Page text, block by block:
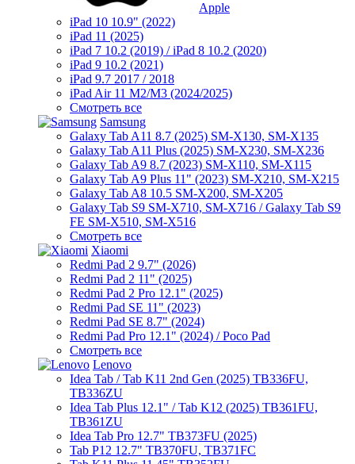
Apple
iPad 10 10.9" (2022)
iPad 11 (2025)
iPad 7 10.2 (2019) / iPad 8 10.2 (2020)
iPad 9 10.2 (2021)
iPad 9.7 2017 / 2018
iPad Air 11 M2/M3 (2024/2025)
Смотреть все
Samsung
Galaxy Tab A11 8.7 (2025) SM-X130, SM-X135
Galaxy Tab A11 Plus (2025) SM-X230, SM-X236
Galaxy Tab A9 8.7 (2023) SM-X110, SM-X115
Galaxy Tab A9 Plus 11" (2023) SM-X210, SM-X215
Galaxy Tab A8 10.5 SM-X200, SM-X205
Galaxy Tab S9 SM-X710, SM-X716 / Galaxy Tab S9
FE SM-X510, SM-X516
Смотреть все
Xiaomi
Redmi Pad 2 9.7" (2026)
Redmi Pad 2 11" (2025)
Redmi Pad 2 Pro 12.1" (2025)
Redmi Pad SE 11" (2023)
Redmi Pad SE 8.7" (2024)
Redmi Pad Pro 12.1" (2024) / Poco Pad
Смотреть все
Lenovo
Idea Tab / Tab K11 2nd Gen (2025) TB336FU,
TB336ZU
Idea Tab Plus 12.1" / Tab K12 (2025) TB361FU,
TB361ZU
Idea Tab Pro 12.7" TB373FU (2025)
Tab P12 12.7" TB370FU, TB371FC